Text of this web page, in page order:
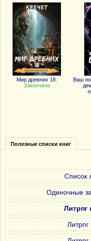
Мир древних 18.
Закончена
Ваш
Полезные списки книг
Список
Одиночные
Литрпг
Литрпг